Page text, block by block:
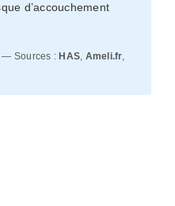
d’accouchement
— Sources : HAS, Ameli.fr,